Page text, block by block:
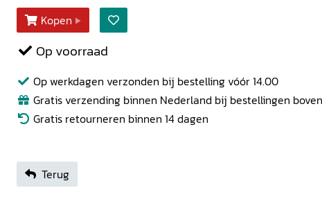
Kopen
Op voorraad
Op werkdagen verzonden bij bestelling vóór 14.00
Gratis verzending binnen Nederland bij bestellingen
Gratis retourneren binnen 14 dagen
Terug